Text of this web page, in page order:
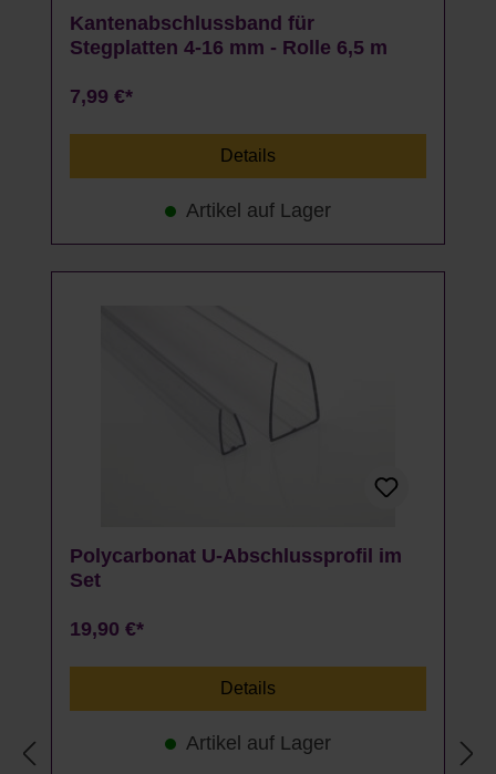
Kantenabschlussband für
Stegplatten 4-16 mm - Rolle 6,5 m
7,99 €*
Details
Artikel auf Lager
Polycarbonat U-Abschlussprofil im
Set
19,90 €*
Details
Artikel auf Lager